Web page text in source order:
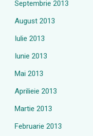
Septembrie 2013
August 2013
Iulie 2013
Iunie 2013
Mai 2013
Aprilieie 2013
Martie 2013
Februarie 2013